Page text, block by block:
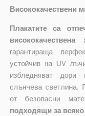
Висококачествени
Плакатите са
гарантираща
устойчив на UV
избледняват дори
слънчева светлина.
от безопасни
подходящи за